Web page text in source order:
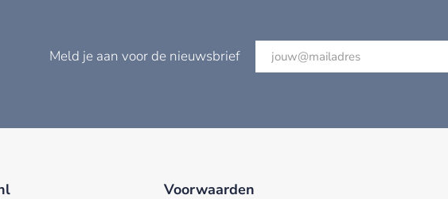
Meld je aan voor de nieuwsbrief
Voorwaarden